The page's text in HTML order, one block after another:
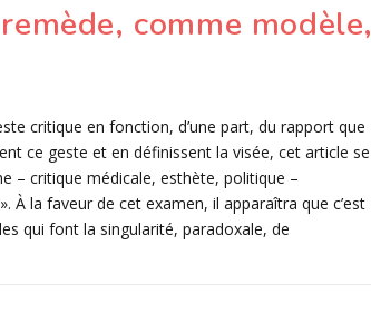
comme modèle,
critique en fonction, d’une part, du rapport que
ce geste et en définissent la visée, cet article se
– critique médicale, esthète, politique –
À la faveur de cet examen, il apparaîtra que c’est
qui font la singularité, paradoxale, de